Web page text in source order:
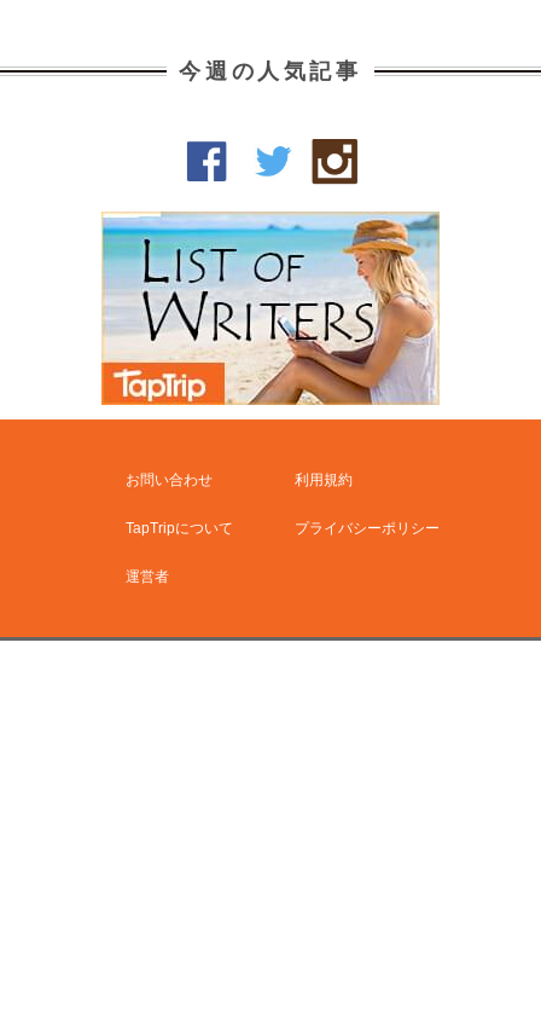
今週の人気記事
お問い合わせ 利用規約
TapTripについて プライバシーポリシー
運営者